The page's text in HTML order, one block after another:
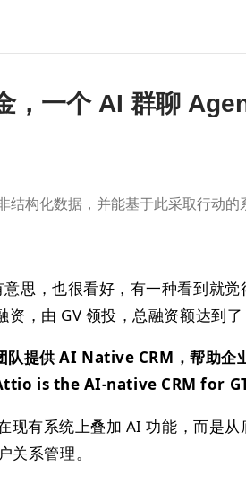
，一个 AI 群聊
结构化数据，并能基于此采取行动的
思，也很看好，有一种看到就
，由 GV 领投，总融资额达到了
队提供 AI Native CRM，帮助企
is the AI-native CRM for
现有系统上叠加 AI 功能，而是从
系管理。